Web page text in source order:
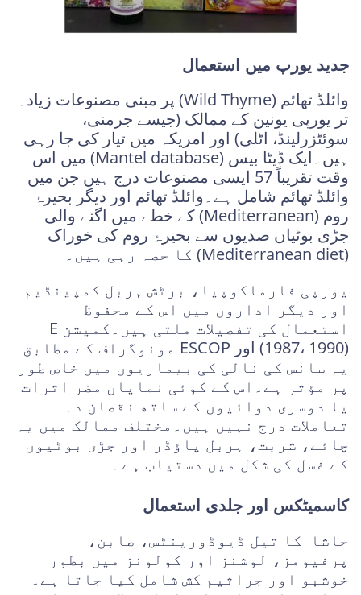
جدید یورپ میں استعمال
وائلڈ تھائم (Wild Thyme) پر مبنی مصنوعات زیادہ
تر یورپی یونین کے ممالک (جیسے جرمنی،
سوئٹزرلینڈ، اٹلی) اور امریکہ میں تیار کی جا رہی
ہیں۔ایک ڈیٹا بیس (Mantel database) میں اس
وقت تقریباً 57 ایسی مصنوعات درج ہیں جن میں
وائلڈ تھائم شامل ہے۔وائلڈ تھائم اور دیگر بحیرۂ
روم (Mediterranean) کے خطے میں اگنے والی
جڑی بوٹیاں صدیوں سے بحیرۂ روم کی خوراک
(Mediterranean diet) کا حصہ رہی ہیں۔
یورپی فارماکوپیا، برٹش ہربل کمپینڈیم
اور دیگر اداروں میں اس کے محفوظ
استعمال کی تفصیلات ملتی ہیں۔کمیشن E
(1987، 1990) اور ESCOP مونوگراف کے مطابق
یہ سانس کی نالی کی بیماریوں میں خاص طور
پر مؤثر ہے۔اس کے کوئی نمایاں مضر اثرات
یا دوسری دوائیوں کے ساتھ نقصان دہ
تعاملات درج نہیں ہیں۔مختلف ممالک میں یہ
چائے، شربت، ہربل پاؤڈر اور جڑی بوٹیوں
کے غسل کی شکل میں دستیاب ہے۔
کاسمیٹکس اور جلدی استعمال
حاشا کا تیل ڈیوڈورینٹس، صابن،
پرفیومز، لوشنز اور کولونز میں بطور
خوشبو اور جراثیم کش شامل کیا جاتا ہے۔